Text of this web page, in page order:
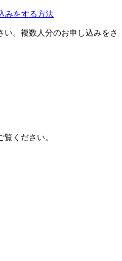
みをする方法
。複数人分のお申し込みをさ
覧ください。